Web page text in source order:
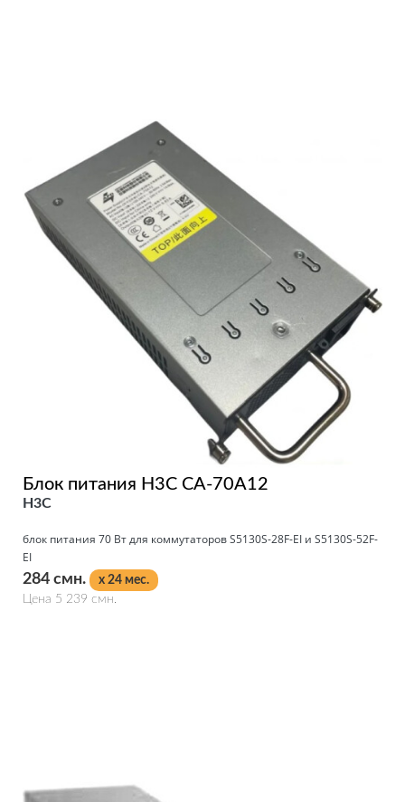
Блок питания H3C CA-70A12
H3C
блок питания 70 Вт для коммутаторов S5130S-28F-EI и S5130S-52F-
EI
284 смн.
x 24 мес.
Цена 5 239 смн.